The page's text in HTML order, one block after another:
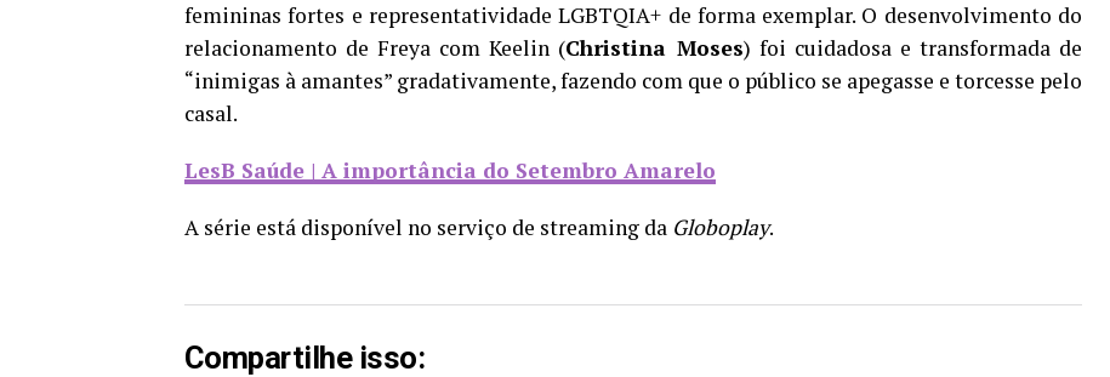
femininas fortes e representatividade LGBTQIA+ de forma exemplar. O desenvolvimento do
relacionamento de Freya com Keelin (Christina Moses) foi cuidadosa e transformada de
“inimigas à amantes” gradativamente, fazendo com que o público se apegasse e torcesse pelo
casal.
LesB Saúde | A importância do Setembro Amarelo
A série está disponível no serviço de streaming da Globoplay.
Compartilhe isso: